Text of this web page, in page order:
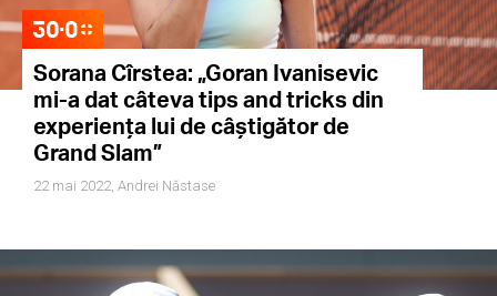
Sorana Cîrstea: „Goran Ivanisevic
mi-a dat câteva tips and tricks din
experiența lui de câștigător de
Grand Slam”
22 mai 2022, Andrei Năstase